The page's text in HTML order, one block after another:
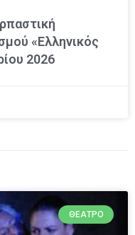
«Ελληνικός
2026
ΘΈΑΤΡΟ